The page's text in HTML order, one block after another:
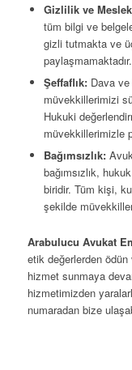
Gizlilik ve
tüm bilgi ve
gizli tutmakta ve
paylaşmamaktadır.
Şeffaflık:Dava ve
müvekkillerimizi
Hukuki
müvekkillerimizle
Bağımsızlık:
bağımsızlık,
biridir. Tüm kişi,
şekilde
Arabulucu Avukat
etik değerlerden
hizmet sunmaya
hizmetimizden
numaradan bize